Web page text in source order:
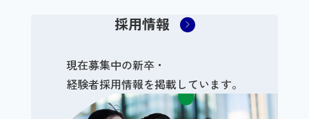
採用情報
現在募集中の新卒・
経験者採用情報を掲載しています。